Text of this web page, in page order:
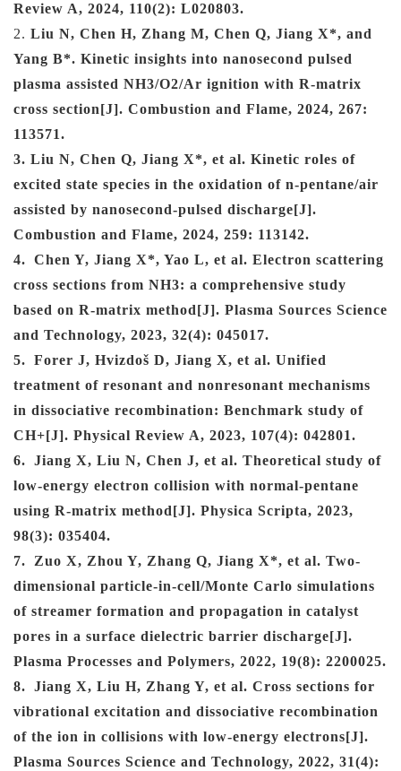
Review A, 2024, 110(2): L020803.
2. Liu N, Chen H, Zhang M, Chen Q, Jiang X*, and
Yang B*. Kinetic insights into nanosecond pulsed
plasma assisted NH3/O2/Ar ignition with R-matrix
cross section[J]. Combustion and Flame, 2024, 267:
113571.
3. Liu N, Chen Q, Jiang X*, et al. Kinetic roles of
excited state species in the oxidation of n-pentane/air
assisted by nanosecond-pulsed discharge[J].
Combustion and Flame, 2024, 259: 113142.
4. Chen Y, Jiang X*, Yao L, et al. Electron scattering
cross sections from NH3: a comprehensive study
based on R-matrix method[J]. Plasma Sources Science
and Technology, 2023, 32(4): 045017.
5. Forer J, Hvizdoš D, Jiang X, et al. Unified
treatment of resonant and nonresonant mechanisms
in dissociative recombination: Benchmark study of
CH+[J]. Physical Review A, 2023, 107(4): 042801.
6. Jiang X, Liu N, Chen J, et al. Theoretical study of
low-energy electron collision with normal-pentane
using R-matrix method[J]. Physica Scripta, 2023,
98(3): 035404.
7.
Zuo X, Zhou Y, Zhang Q, Jiang X*, et al. Two‐
dimensional particle‐in‐cell/Monte Carlo simulations
of streamer formation and propagation in catalyst
pores in a surface dielectric barrier discharge[J].
Plasma Processes and Polymers, 2022, 19(8): 2200025.
8. Jiang X, Liu H, Zhang Y, et al. Cross sections for
vibrational excitation and dissociative recombination
of the ion in collisions with low-energy electrons[J].
Plasma Sources Science and Technology, 2022, 31(4):